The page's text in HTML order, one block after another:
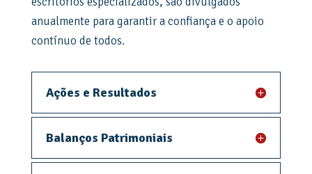
anualmente para garantir a confiança e o apoio
contínuo de todos.
Ações e Resultados
Balanços Patrimoniais